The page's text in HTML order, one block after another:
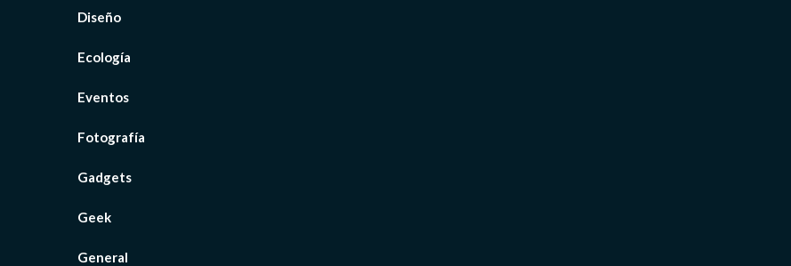
Diseño
Ecología
Eventos
Fotografía
Gadgets
Geek
General